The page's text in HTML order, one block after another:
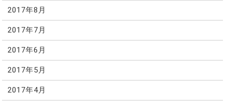
2017年8月
2017年7月
2017年6月
2017年5月
2017年4月